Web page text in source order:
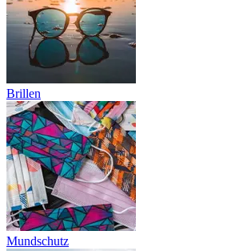
Brillen
Mundschutz